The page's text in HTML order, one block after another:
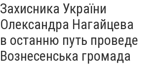
Захисника України
Олександра Нагайцева
в останню путь проведе
Вознесенська громада